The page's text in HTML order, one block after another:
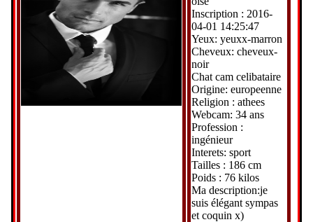
Inscription : 2016-
04-01 14:25:47
Yeux: yeuxx-marron
Cheveux: cheveux-
noir
Chat cam celibataire
Origine: europeenne
Religion : athees
Webcam: 34 ans
Profession :
ingénieur
Interets: sport
Tailles : 186 cm
Poids : 76 kilos
Ma description:je
suis élégant sympas
et coquin x)